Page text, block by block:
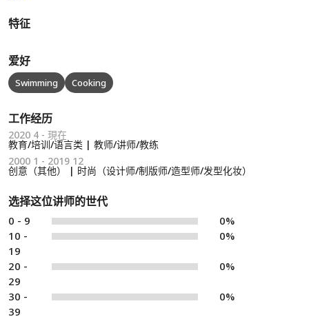
特征
爱好
Swimming Cooking
工作经历
2020 4 - 現在
教育/培训/语言类 | 教师/讲师/教练
2000 1 - 2019 12
创意（其他） | 时尚（设计师/制版师/造型师/发型化妆）
选择这位讲师的世代
0 - 9
0%
10 -
19
0%
20 -
29
0%
30 -
39
0%